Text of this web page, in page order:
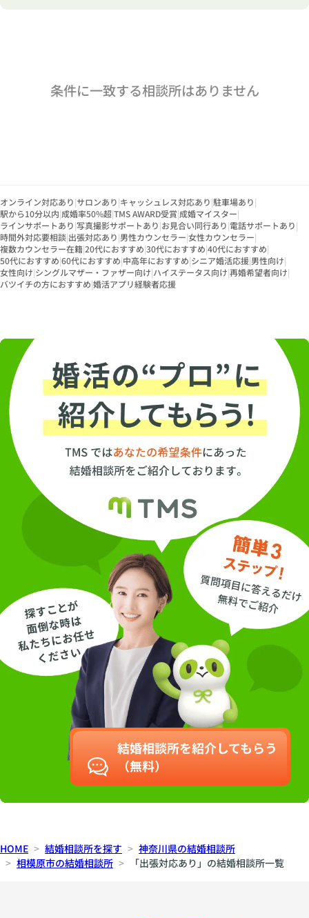
条件に一致する相談所はありません
オンライン対応あり|サロンあり|キャッシュレス対応あり|駐車場あり|
駅から10分以内|成婚率50%超|TMS AWARD受賞|成婚マイスター|
ラインサポートあり|写真撮影サポートあり|お見合い同行あり|電話サポートあり|
時間外対応要相談|出張対応あり|男性カウンセラー|女性カウンセラー|
複数カウンセラー在籍|20代におすすめ|30代におすすめ|40代におすすめ|
50代におすすめ|60代におすすめ|中高年におすすめ|シニア婚活応援|男性向け|
女性向け|シングルマザー・ファザー向け|ハイステータス向け|再婚希望者向け|
バツイチの方におすすめ|婚活アプリ経験者応援
結婚相談所を紹介してもらう
（無料）
HOME 結婚相談所を探す
神奈川県の結婚相談所
相模原市の結婚相談所
「出張対応あり」の結婚相談所一覧